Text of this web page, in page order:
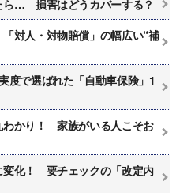
ら… 損害はどうカバーする？
対人・対物賠償」の幅広い“補
度で選ばれた「自動車保険」1
わかり！ 家族がいる人こそお
変化！ 要チェックの「改定内